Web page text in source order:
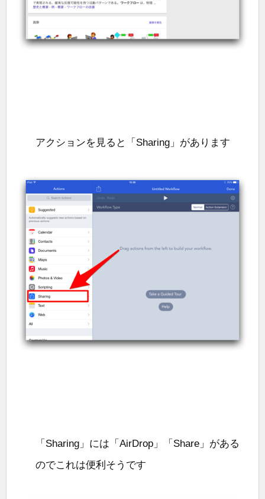
アクションを見ると「Sharing」があります
「Sharing」には「AirDrop」「Share」がある
のでこれは便利そうです